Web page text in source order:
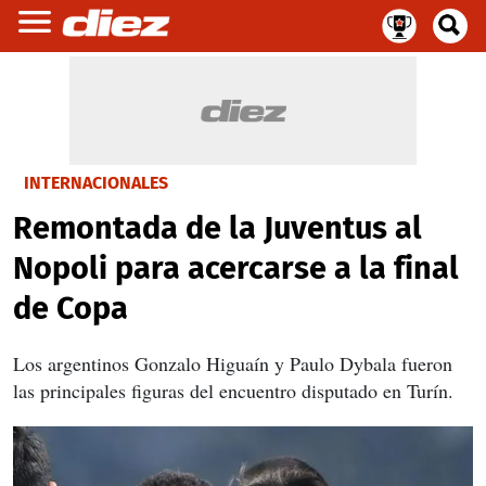
INTERNACIONALES
Remontada de la Juventus al
Nopoli para acercarse a la final
de Copa
Los argentinos Gonzalo Higuaín y Paulo Dybala fueron
las principales figuras del encuentro disputado en Turín.